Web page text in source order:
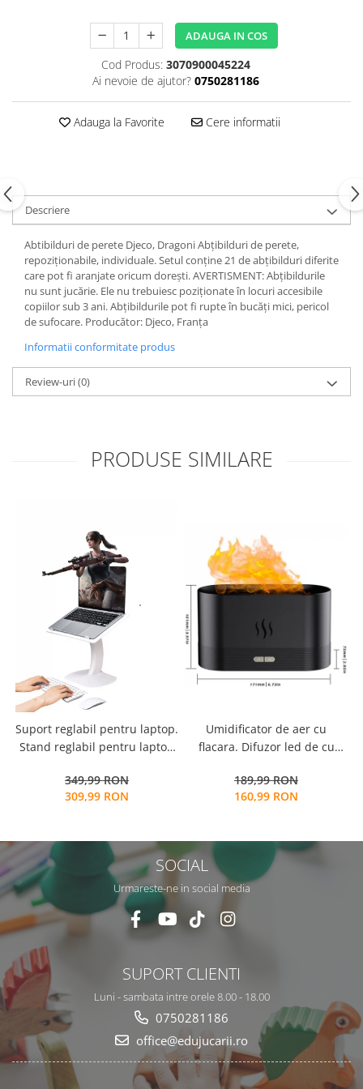
ADAUGA IN COS
Cod Produs: 3070900045224
Ai nevoie de ajutor? 0750281186
Adauga la Favorite Cere informatii
Descriere
Abtibilduri de perete Djeco, Dragoni Abţibilduri de perete,
repoziționabile, individuale. Setul conţine 21 de abţibilduri diferite
care pot fi aranjate oricum dorești. AVERTISMENT: Abțibildurile
nu sunt jucărie. Ele nu trebuiesc poziționate în locuri accesibile
copiilor sub 3 ani. Abțibildurile pot fi rupte în bucăți mici, pericol
de sufocare. Producător: Djeco, Franța
Informatii conformitate produs
Review-uri(0)
PRODUSE SIMILARE
Suport reglabil pentru laptop.
Stand reglabil pentru laptop
pentru invatare cu mai multe
functii
349,99 RON
309,99 RON
Umidificator de aer cu
flacara. Difuzor led de cu
de producere de ceata rece
cu ultrasunete
189,99 RON
160,99 RON
SOCIAL
Urmareste-ne in social media
SUPORT CLIENTI
Luni - sambata intre orele 8.00 - 18.00
0750281186
office@edujucarii.ro